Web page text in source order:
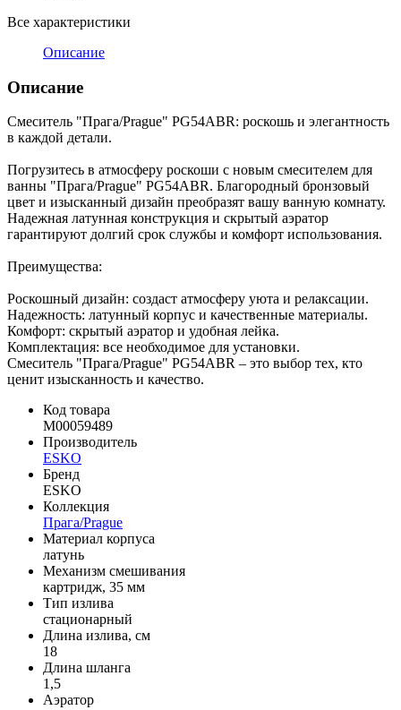
Все характеристики
Описание
Описание
Смеситель "Прага/Prague" PG54ABR: роскошь и элегантность
в каждой детали.
Погрузитесь в атмосферу роскоши с новым смесителем для
ванны "Прага/Prague" PG54ABR. Благородный бронзовый
цвет и изысканный дизайн преобразят вашу ванную комнату.
Надежная латунная конструкция и скрытый аэратор
гарантируют долгий срок службы и комфорт использования.
Преимущества:
Роскошный дизайн: создаст атмосферу уюта и релаксации.
Надежность: латунный корпус и качественные материалы.
Комфорт: скрытый аэратор и удобная лейка.
Комплектация: все необходимое для установки.
Смеситель "Прага/Prague" PG54ABR – это выбор тех, кто
ценит изысканность и качество.
Код товара
M00059489
Производитель
ESKO
Бренд
ESKO
Коллекция
Прага/Prague
Материал корпуса
латунь
Механизм смешивания
картридж, 35 мм
Тип излива
стационарный
Длина излива, см
18
Длина шланга
1,5
Аэратор